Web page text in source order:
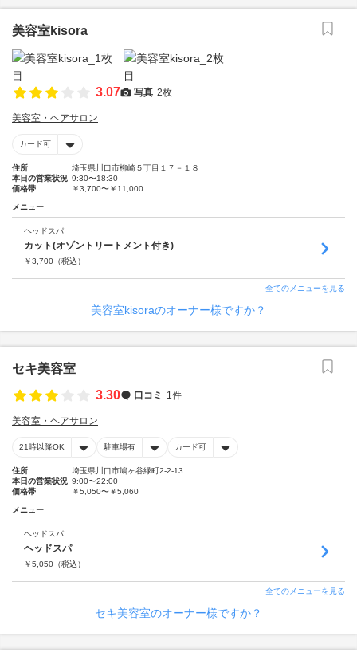
美容室kisora
3.07 写真 2枚
美容室・ヘアサロン
カード可
住所
埼玉県川口市柳崎５丁目１７－１８
本日の営業状況 9:30〜18:30
価格帯
￥3,700〜￥11,000
メニュー
ヘッドスパ
カット(オゾントリートメント付き)
￥3,700 （税込）
全てのメニューを見る
美容室kisoraのオーナー様ですか？
セキ美容室
3.30
口コミ 1件
美容室・ヘアサロン
21時以降OK 駐車場有 カード可
住所
埼玉県川口市鳩ヶ谷緑町2-2-13
本日の営業状況 9:00〜22:00
価格帯
￥5,050〜￥5,060
メニュー
ヘッドスパ
ヘッドスパ
￥5,050 （税込）
全てのメニューを見る
セキ美容室のオーナー様ですか？